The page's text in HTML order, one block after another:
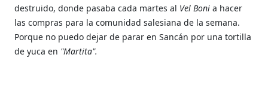
destruido, donde pasaba cada martes al Vel Bonia hacer
las compras para la comunidad salesiana de la semana.
Porque no puedo dejar de parar en Sancán por una tortilla
de yuca en "Martita".